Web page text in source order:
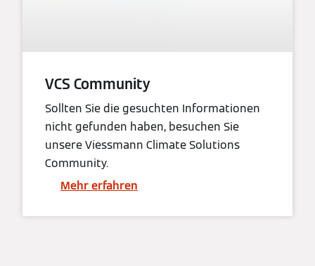
VCS Community
Sollten Sie die gesuchten Informationen
nicht gefunden haben, besuchen Sie
unsere Viessmann Climate Solutions
Community.
Mehr erfahren